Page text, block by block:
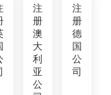
注
册
澳
大
利
亚
公
注
册
德
国
公
司